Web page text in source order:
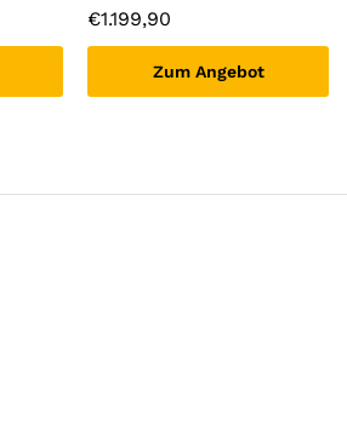
€1.199,90
Zum Angebot